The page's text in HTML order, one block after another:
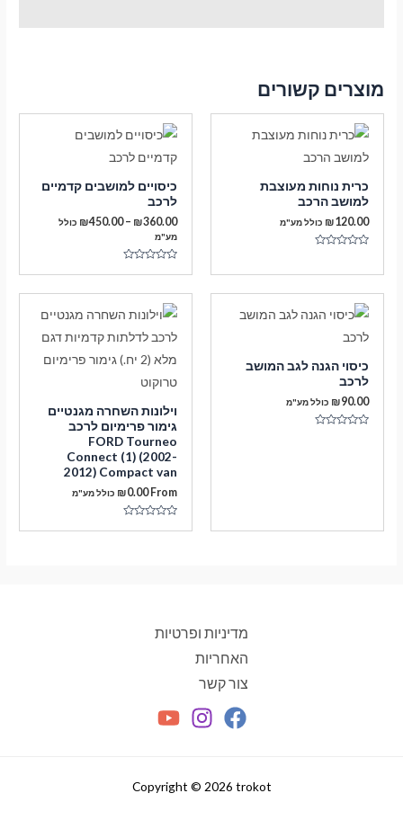
מוצרים קשורים
כרית נוחות מעוצבת
למושב הרכב
₪120.00 כולל מע"מ
מתוך
כיסויים למושבים קדמיים
לרכב
₪360.00
–
₪450.00
טווח
כולל
מע"מ
כיסוי הגנה לגב המושב
לרכב
₪90.00 כולל מע"מ
וילונות השחרה מגנטיים
גימור פרימיום לרכב
FORD Tourneo
Connect (1) (2002-
2012) Compact van
From
₪0.00 כולל מע"מ
מדיניות ופרטיות
האחריות
צור קשר
Copyright © 2026 trokot